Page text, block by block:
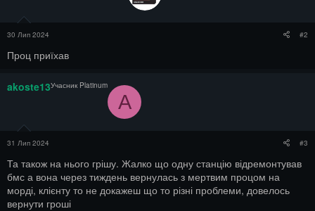
30 Лип 2024 #2
Проц приїхав
akoste13Учасник Platinum
A
31 Лип 2024 #3
Та також на нього грішу. Жалко що одну станцію відремонтував
бмс а вона через тиждень вернулась з мертвим процом на
морді, клієнту то не докажеш що то різні проблеми, довелось
вернути гроші